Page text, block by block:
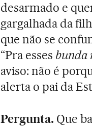
desarmado e
gargalhada da
que não se
“Pra esses bunda
aviso: não é
alerta o pai da
Pergunta. Que